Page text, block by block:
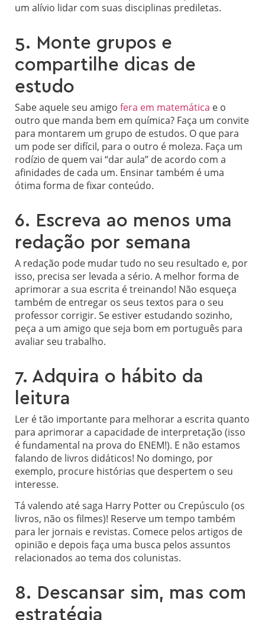
um alívio lidar com suas disciplinas prediletas.
5. Monte grupos e
compartilhe dicas de
estudo
Sabe aquele seu amigo fera em matemática e o
outro que manda bem em química? Faça um convite
para montarem um grupo de estudos. O que para
um pode ser difícil, para o outro é moleza. Faça um
rodízio de quem vai “dar aula” de acordo com a
afinidades de cada um. Ensinar também é uma
ótima forma de fixar conteúdo.
6. Escreva ao menos uma
redação por semana
A redação pode mudar tudo no seu resultado e, por
isso, precisa ser levada a sério. A melhor forma de
aprimorar a sua escrita é treinando! Não esqueça
também de entregar os seus textos para o seu
professor corrigir. Se estiver estudando sozinho,
peça a um amigo que seja bom em português para
avaliar seu trabalho.
7. Adquira o hábito da
leitura
Ler é tão importante para melhorar a escrita quanto
para aprimorar a capacidade de interpretação (isso
é fundamental na prova do ENEM!). E não estamos
falando de livros didáticos! No domingo, por
exemplo, procure histórias que despertem o seu
interesse.
Tá valendo até saga Harry Potter ou Crepúsculo (os
livros, não os filmes)! Reserve um tempo também
para ler jornais e revistas. Comece pelos artigos de
opinião e depois faça uma busca pelos assuntos
relacionados ao tema dos colunistas.
8. Descansar sim, mas com
estratégia